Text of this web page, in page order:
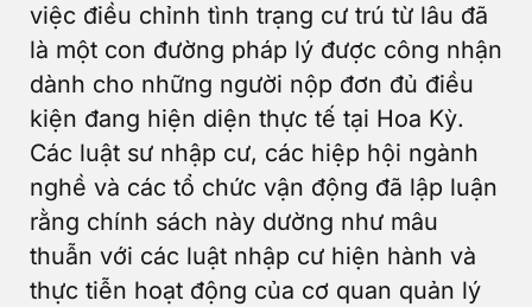
việc điều chỉnh tình trạng cư trú từ lâu đã
là một con đường pháp lý được công nhận
dành cho những người nộp đơn đủ điều
kiện đang hiện diện thực tế tại Hoa Kỳ.
Các luật sư nhập cư, các hiệp hội ngành
nghề và các tổ chức vận động đã lập luận
rằng chính sách này dường như mâu
thuẫn với các luật nhập cư hiện hành và
thực tiễn hoạt động của cơ quan quản lý